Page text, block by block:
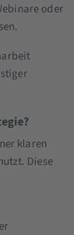
oder
klaren
Diese